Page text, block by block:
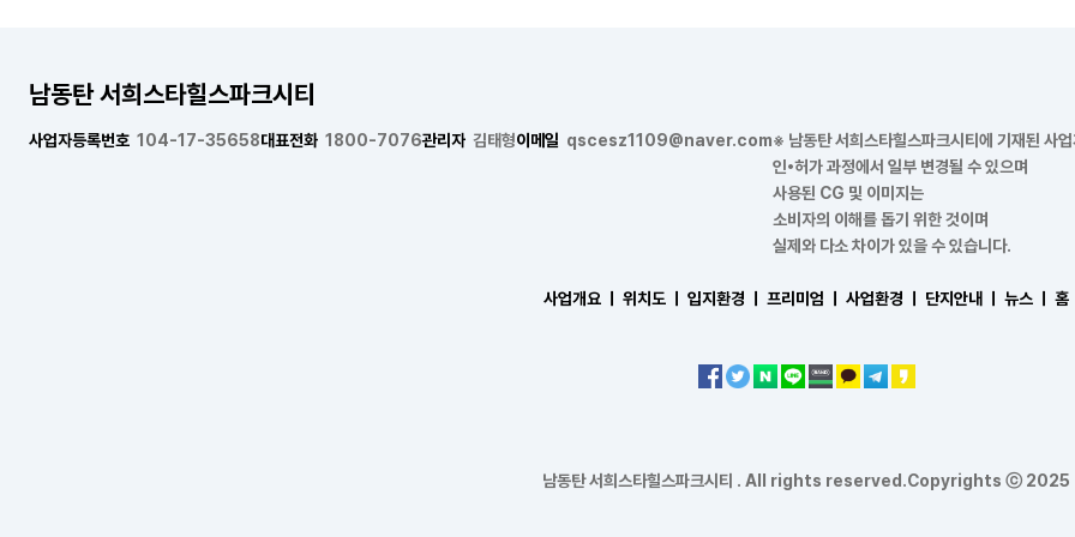
남동탄 서희스타힐스파크시티
사업자등록번호 104-17-35658대표전화 1800-7076관리자 김태형이메일 qscesz1109@naver.com※ 남동탄 서희스타힐스파크시티에 기재된 사
인•허가 과정에서 일부 변경될 수 있으며
사용된 CG 및 이미지는
소비자의 이해를 돕기 위한 것이며
실제와 다소 차이가 있을 수 있습니다.
사업개요 ㅣ 위치도 ㅣ 입지환경 ㅣ 프리미엄 ㅣ 사업환경 ㅣ 단지안내 ㅣ 뉴스 ㅣ 홈
남동탄 서희스타힐스파크시티 . All rights reserved.Copyrights ⓒ 2025